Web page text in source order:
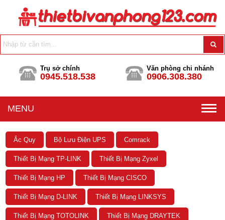
Trụ sở chính
0945.518.538
Văn phòng chi nhánh
0906.308.380
MENU
Ắc Quy Bộ Lưu Điện UPS Comrack
Thiết Bị Mạng TP-LINK Thiết Bị Mạng Zyxel
Thiết Bị Mạng HP Thiết Bị Mạng CISCO
Thiết Bị Mạng D-LINK Thiết Bị Mạng LINKSYS
Thiết Bị Mạng TOTOLINK Thiết Bị Mạng DRAYTEK